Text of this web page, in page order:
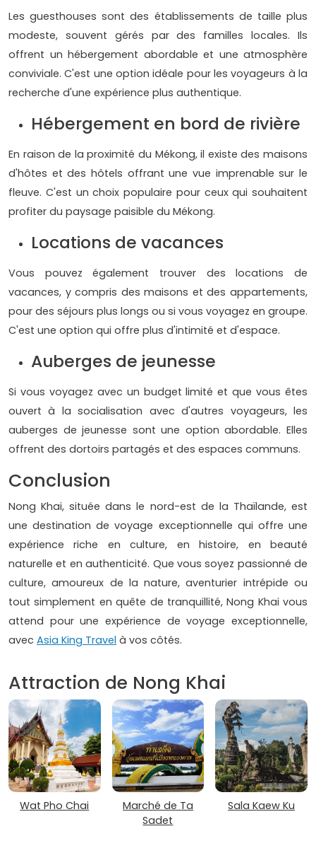
Les guesthouses sont des établissements de taille plus
modeste, souvent gérés par des familles locales. Ils
offrent un hébergement abordable et une atmosphère
conviviale. C'est une option idéale pour les voyageurs à la
recherche d'une expérience plus authentique.
Hébergement en bord de rivière
En raison de la proximité du Mékong, il existe des maisons
d'hôtes et des hôtels offrant une vue imprenable sur le
fleuve. C'est un choix populaire pour ceux qui souhaitent
profiter du paysage paisible du Mékong.
Locations de vacances
Vous pouvez également trouver des locations de
vacances, y compris des maisons et des appartements,
pour des séjours plus longs ou si vous voyagez en groupe.
C'est une option qui offre plus d'intimité et d'espace.
Auberges de jeunesse
Si vous voyagez avec un budget limité et que vous êtes
ouvert à la socialisation avec d'autres voyageurs, les
auberges de jeunesse sont une option abordable. Elles
offrent des dortoirs partagés et des espaces communs.
Conclusion
Nong Khai, située dans le nord-est de la Thaïlande, est
une destination de voyage exceptionnelle qui offre une
expérience riche en culture, en histoire, en beauté
naturelle et en authenticité. Que vous soyez passionné de
culture, amoureux de la nature, aventurier intrépide ou
tout simplement en quête de tranquillité, Nong Khai vous
attend pour une expérience de voyage exceptionnelle,
avec Asia King Travel à vos côtés.
Attraction de Nong Khai
Wat Pho Chai
Marché de Ta
Sadet
Sala Kaew Ku